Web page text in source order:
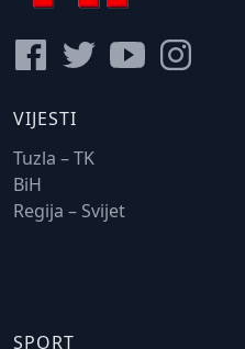
VIJESTI
Tuzla – TK
BiH
Regija – Svijet
SPORT